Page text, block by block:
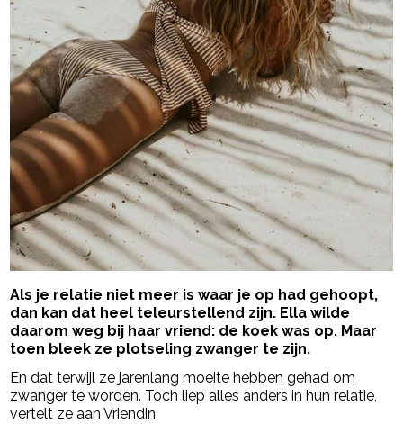
Als je relatie niet meer is waar je op had gehoopt,
dan kan dat heel teleurstellend zijn. Ella wilde
daarom weg bij haar vriend: de koek was op. Maar
toen bleek ze plotseling zwanger te zijn.
En dat terwijl ze jarenlang moeite hebben gehad om
zwanger te worden. Toch liep alles anders in hun relatie,
vertelt ze aan Vriendin.